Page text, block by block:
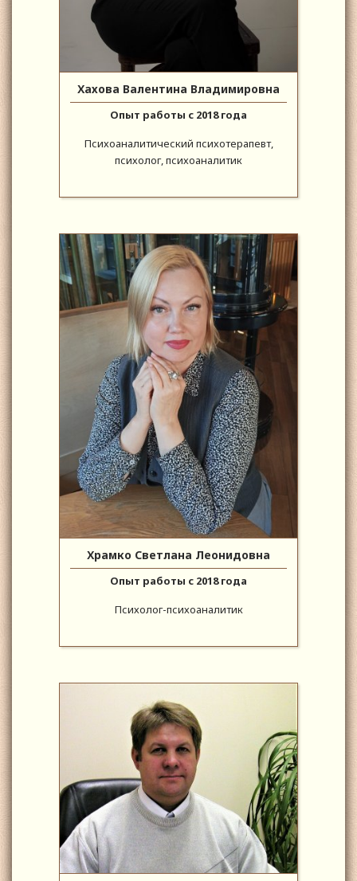
Хахова Валентина Владимировна
Опыт работы с 2018 года
Психоаналитический психотерапевт,
психолог, психоаналитик
Храмко Светлана Леонидовна
Опыт работы с 2018 года
Психолог-психоаналитик